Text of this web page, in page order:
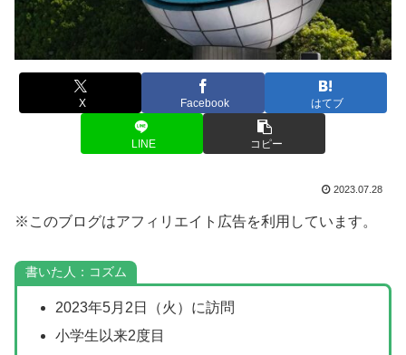
X Facebook はてブ
LINE コピー
2023.07.28
※このブログはアフィリエイト広告を利用しています。
書いた人：コズム
2023年5月2日（火）に訪問
小学生以来2度目